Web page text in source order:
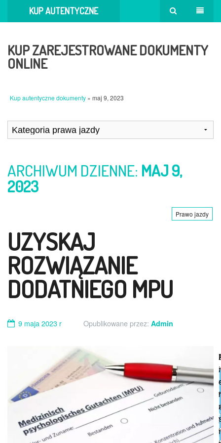
KUP AUTENTYCZNE
KUP ZAREJESTROWANE DOKUMENTY
ONLINE
Kup autentyczne dokumenty » maj 9, 2023
ARCHIWUM DZIENNE: MAJ 9,
2023
Prawo jazdy
UZYSKAJ
ROZWIĄZANIE
DODATNIEGO MPU
9 maja 2023 r Opublikowane przez: Admin
t
i
i